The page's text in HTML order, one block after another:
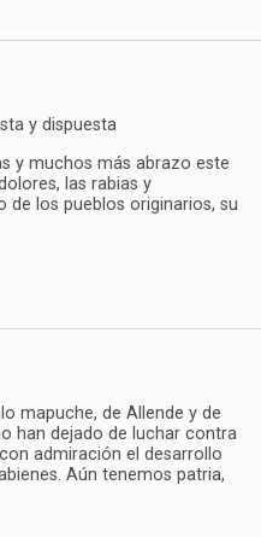
y dispuesta
y muchos más abrazo este
las rabias y
de los pueblos originarios, su
mapuche, de Allende y de
han dejado de luchar contra
admiración el desarrollo
Aún tenemos patria,